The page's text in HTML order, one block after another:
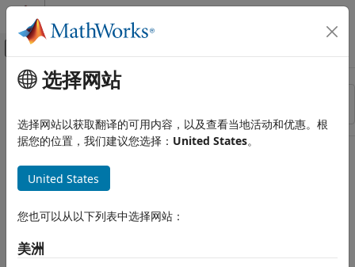
跳到内容
画布外导航菜单切换
资源
状态
主要内容
选择网站
选择网站以获取翻译的可用内容，以及查看当地活动和优惠。根
据您的位置，我们建议您选择： United States。
United States
您也可以从以下列表中选择网站：
美洲